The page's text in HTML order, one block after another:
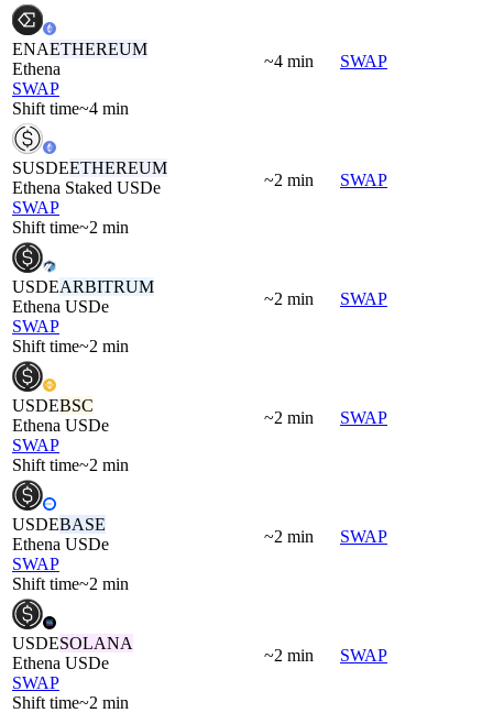
ENAETHEREUM
Ethena
SWAP
Shift time~4 min
~4 min SWAP
SUSDEETHEREUM
Ethena Staked USDe
SWAP
Shift time~2 min
~2 min SWAP
USDEARBITRUM
Ethena USDe
SWAP
Shift time~2 min
~2 min SWAP
USDEBSC
Ethena USDe
SWAP
Shift time~2 min
~2 min SWAP
USDEBASE
Ethena USDe
SWAP
Shift time~2 min
~2 min SWAP
USDESOLANA
Ethena USDe
SWAP
Shift time~2 min
~2 min SWAP